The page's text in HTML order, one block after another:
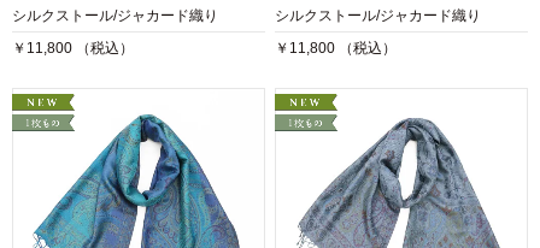
シルクストール/ジャカード織り
￥11,800 （税込）
シルクストール/ジャカード織り
￥11,800 （税込）